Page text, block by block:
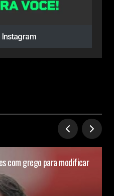
com grego para modificar